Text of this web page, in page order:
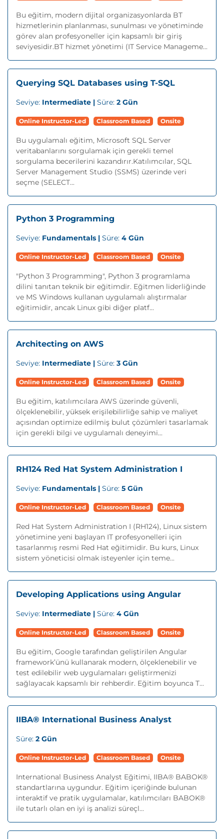
Bu eğitim, modern dijital organizasyonlarda BT
hizmetlerinin planlanması, sunulması ve yönetiminde
görev alan profesyoneller için kapsamlı bir giriş
seviyesidir.BT hizmet yönetimi (IT Service Manageme...
Querying SQL Databases using T-SQL
Seviye: Intermediate | Süre: 2 Gün
Online Instructor-Led Classroom Based Onsite
Bu uygulamalı eğitim, Microsoft SQL Server
veritabanlarını sorgulamak için gerekli temel
sorgulama becerilerini kazandırır.Katılımcılar, SQL
Server Management Studio (SSMS) üzerinde veri
seçme (SELECT...
Python 3 Programming
Seviye: Fundamentals | Süre: 4 Gün
Online Instructor-Led Classroom Based Onsite
"Python 3 Programming", Python 3 programlama
dilini tanıtan teknik bir eğitimdir. Eğitmen liderliğinde
ve MS Windows kullanan uygulamalı alıştırmalar
eğitimidir, ancak Linux gibi diğer platf...
Architecting on AWS
Seviye: Intermediate | Süre: 3 Gün
Online Instructor-Led Classroom Based Onsite
Bu eğitim, katılımcılara AWS üzerinde güvenli,
ölçeklenebilir, yüksek erişilebilirliğe sahip ve maliyet
açısından optimize edilmiş bulut çözümleri tasarlamak
için gerekli bilgi ve uygulamalı deneyimi...
RH124 Red Hat System Administration I
Seviye: Fundamentals | Süre: 5 Gün
Online Instructor-Led Classroom Based Onsite
Red Hat System Administration I (RH124), Linux sistem
yönetimine yeni başlayan IT profesyonelleri için
tasarlanmış resmi Red Hat eğitimidir. Bu kurs, Linux
sistem yöneticisi olmak isteyenler için teme...
Developing Applications using Angular
Seviye: Intermediate | Süre: 4 Gün
Online Instructor-Led Classroom Based Onsite
Bu eğitim, Google tarafından geliştirilen Angular
framework’ünü kullanarak modern, ölçeklenebilir ve
test edilebilir web uygulamaları geliştirmenizi
sağlayacak kapsamlı bir rehberdir. Eğitim boyunca T...
IIBA® International Business Analyst
Süre: 2 Gün
Online Instructor-Led Classroom Based Onsite
International Business Analyst Eğitimi, IIBA® BABOK®
standartlarına uygundur. Eğitim içeriğinde bulunan
interaktif ve pratik uygulamalar, katılımcıları BABOK®
ile tutarlı olan en iyi iş analizi süreçl...